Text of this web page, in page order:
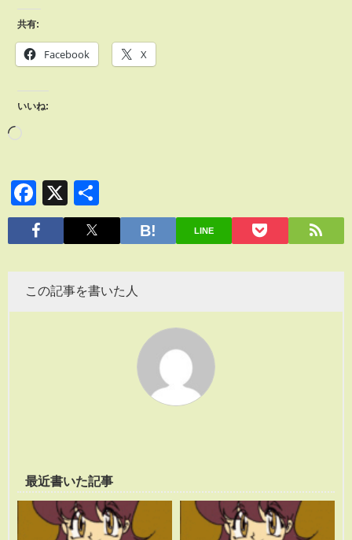
共有:
Facebook X
いいね:
Facebook
X
有
LINE
この記事を書いた人
最近書いた記事